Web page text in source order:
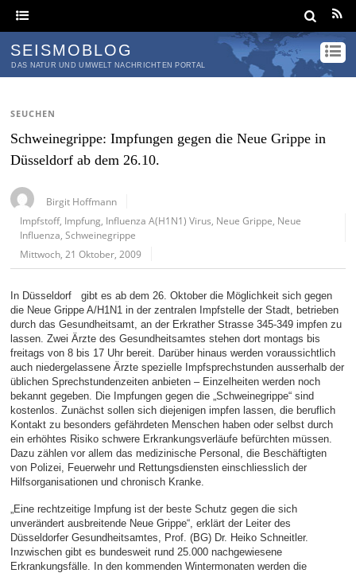
SEISMOBLOG
DAS NATUR UND UMWELT NACHRICHTEN PORTAL
SEUCHEN
Schweinegrippe: Impfungen gegen die Neue Grippe in
Düsseldorf ab dem 26.10.
Birgit Hoffmann
Impfstoff, Impfung Influenza A(H1N1) Virus Neue Grippe Neue
Influenza ,Schweinegrippe
Mittwoch, 21 Oktober, 2009
In Düsseldorf gibt es ab dem 26. Oktober die Möglichkeit sich gegen
die Neue Grippe A/H1N1 in der zentralen Impfstelle der Stadt, betrieben
durch das Gesundheitsamt, an der Erkrather Strasse 345-349 impfen zu
lassen. Zwei Ärzte des Gesundheitsamtes stehen dort montags bis
freitags von 8 bis 17 Uhr bereit. Darüber hinaus werden voraussichtlich
auch niedergelassene Ärzte spezielle Impfsprechstunden ausserhalb der
üblichen Sprechstundenzeiten anbieten – Einzelheiten werden noch
bekannt gegeben. Die Impfungen gegen die „Schweinegrippe“ sind
kostenlos. Zunächst sollen sich diejenigen impfen lassen, die beruflich
Kontakt zu besonders gefährdeten Menschen haben oder selbst durch
ein erhöhtes Risiko schwere Erkrankungsverläufe befürchten müssen.
Dazu zählen vor allem das medizinische Personal, die Beschäftigten
von Polizei, Feuerwehr und Rettungsdiensten einschliesslich der
Hilfsorganisationen und chronisch Kranke.
„Eine rechtzeitige Impfung ist der beste Schutz gegen die sich
unverändert ausbreitende Neue Grippe“, erklärt der Leiter des
Düsseldorfer Gesundheitsamtes, Prof. (BG) Dr. Heiko Schneitler.
Inzwischen gibt es bundesweit rund 25.000 nachgewiesene
Erkrankungsfälle. In den kommenden Wintermonaten werden die